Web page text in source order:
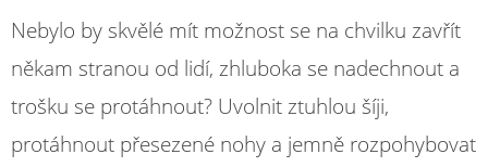
Nebylo by skvělé mít možnost se na chvilku zavřít
někam stranou od lidí, zhluboka se nadechnout a
trošku se protáhnout? Uvolnit ztuhlou šíji,
protáhnout přesezené nohy a jemně rozpohybovat